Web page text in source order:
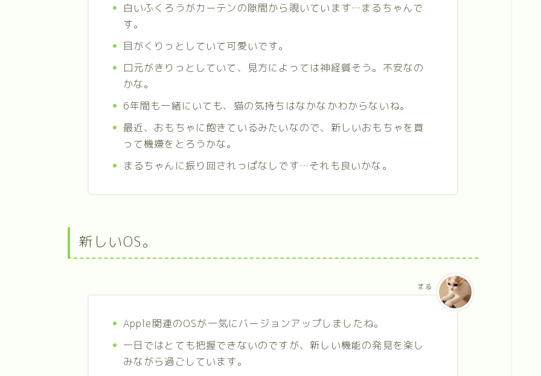
白いふくろうがカーテンの隙間から覗いています…まるちゃんで
す。
目がくりっとしていて可愛いです。
口元がきりっとしていて、見方によっては神経質そう。不安なの
かな。
6年間も一緒にいても、猫の気持ちはなかなかわからないね。
最近、おもちゃに飽きているみたいなので、新しいおもちゃを買
って機嫌をとろうかな。
まるちゃんに振り回されっぱなしです…それも良いかな。
新しいOS。
Apple関連のOSが一気にバージョンアップしましたね。
一日ではとても把握できないのですが、新しい機能の発見を楽し
みながら過ごしています。
まる